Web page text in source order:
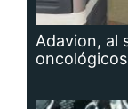
Adavion, al
oncológicos